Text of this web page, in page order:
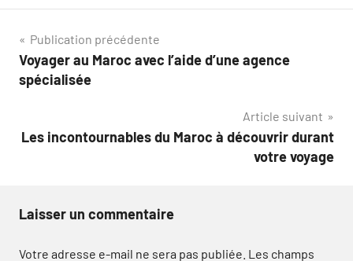
Navigation
de
Publication précédente
Voyager au Maroc avec l’aide d’une agence
spécialisée
Article suivant
Les incontournables du Maroc à découvrir durant
votre voyage
Laisser un commentaire
Votre adresse e-mail ne sera pas publiée. Les champs